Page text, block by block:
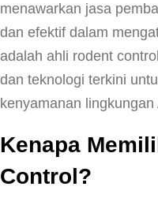
menawarkan jasa
dan efektif dalam
adalah ahli rodent
dan teknologi terkini
kenyamanan lingkungan
Kenapa
Control?